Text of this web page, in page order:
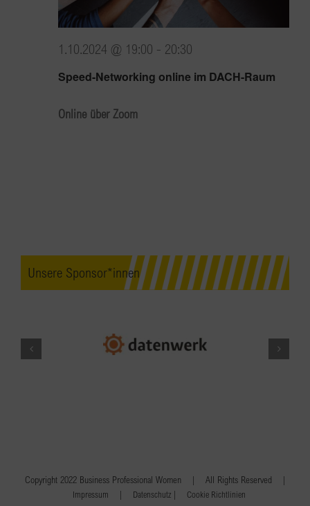
Speed-Networking online im DACH-Raum
1.10.2024 @ 19:00 - 20:30
Online über Zoom
Unsere Sponsor*innen
Copyright 2022 Business Professional Women | All Rights Reserved |
Impressum | Datenschutz | Cookie Richtlinien